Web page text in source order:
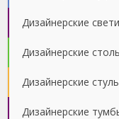
Дизайнерские
Дизайнерские
Дизайнерские
Дизайнерские